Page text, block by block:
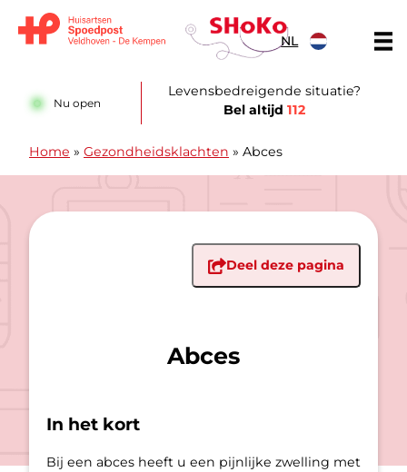
NL
Nu open
Levensbedreigende situatie?
Bel altijd112
Home » Gezondheidsklachten » Abces
Deel deze pagina
Abces
In het kort
Bij een abces heeft u een pijnlijke zwelling met